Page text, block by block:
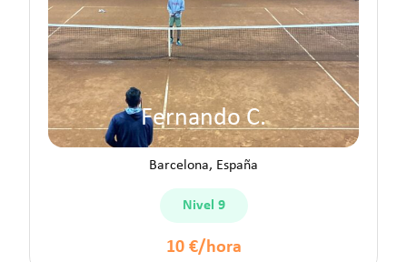
Fernando C.
Barcelona, España
Nivel 9
10 €/hora